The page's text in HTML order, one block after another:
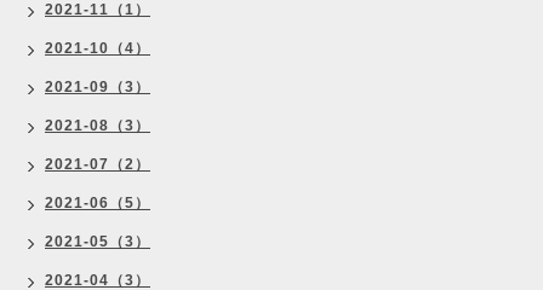
2021-11（1）
2021-10（4）
2021-09（3）
2021-08（3）
2021-07（2）
2021-06（5）
2021-05（3）
2021-04（3）